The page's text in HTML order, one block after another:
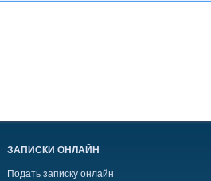
ЗАПИСКИ ОНЛАЙН
Подать записку онлайн